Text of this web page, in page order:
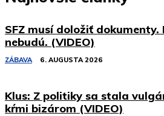
SFZ musí doložiť
nebudú. (VIDEO)
ZÁBAVA 6. AUGUSTA 2026
Klus: Z politiky sa stala
kŕmi bizárom (VIDEO)